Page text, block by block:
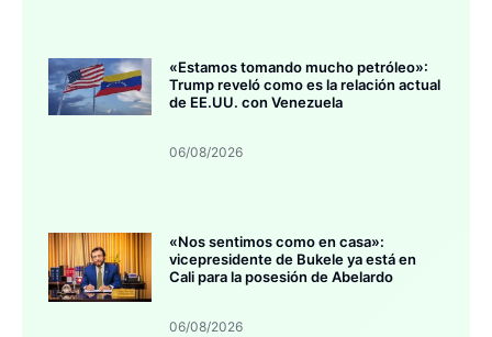
«Estamos tomando mucho petróleo»:
Trump reveló como es la relación actual
de EE.UU. con Venezuela
06/08/2026
«Nos sentimos como en casa»:
vicepresidente de Bukele ya está en
Cali para la posesión de Abelardo
06/08/2026